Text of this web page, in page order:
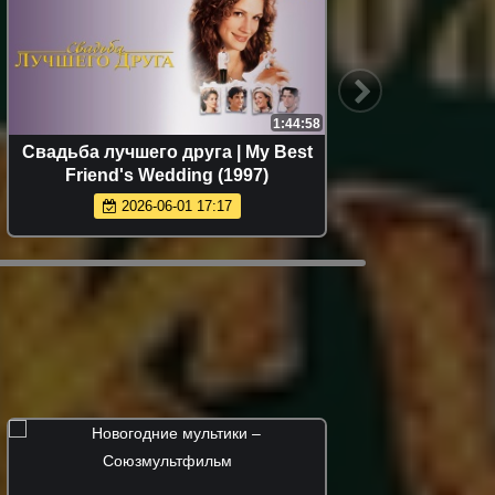
1:44:58
Свадьба лучшего друга | My Best
Friend's Wedding (1997)
2026-06-01 17:17